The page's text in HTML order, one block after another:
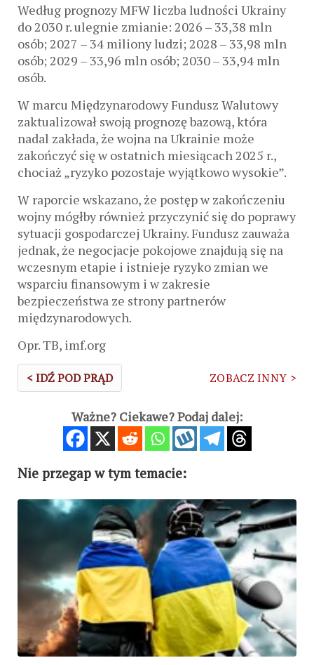
Według prognozy MFW liczba ludności Ukrainy
do 2030 r. ulegnie zmianie: 2026 – 33,38 mln
osób; 2027 – 34 miliony ludzi; 2028 – 33,98 mln
osób; 2029 – 33,96 mln osób; 2030 – 33,94 mln
osób.
W marcu Międzynarodowy Fundusz Walutowy
zaktualizował swoją prognozę bazową, która
nadal zakłada, że ​​wojna na Ukrainie może
zakończyć się w ostatnich miesiącach 2025 r.,
chociaż „ryzyko pozostaje wyjątkowo wysokie”.
W raporcie wskazano, że postęp w zakończeniu
wojny mógłby również przyczynić się do poprawy
sytuacji gospodarczej Ukrainy. Fundusz zauważa
jednak, że negocjacje pokojowe znajdują się na
wczesnym etapie i istnieje ryzyko zmian we
wsparciu finansowym i w zakresie
bezpieczeństwa ze strony partnerów
międzynarodowych.
Opr. TB, imf.org
< IDŹ POD PRĄD ZOBACZ INNY >
Ważne? Ciekawe? Podaj dalej:
Nie przegap w tym temacie: